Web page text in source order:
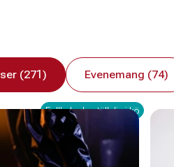
(271) Evenemang (74)
Fullbokad - ställ dig i kö